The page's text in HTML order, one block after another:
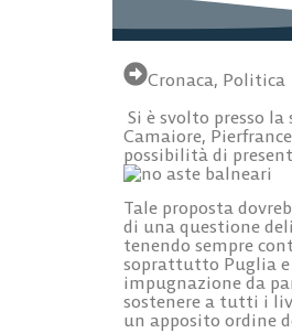
Cronaca, Politica
Si è svolto presso
Camaiore,
possibilità di
Tale proposta
di una questione
tenendo sempre
soprattutto Puglia e
impugnazione da
sostenere a tutti i
un apposito ordine